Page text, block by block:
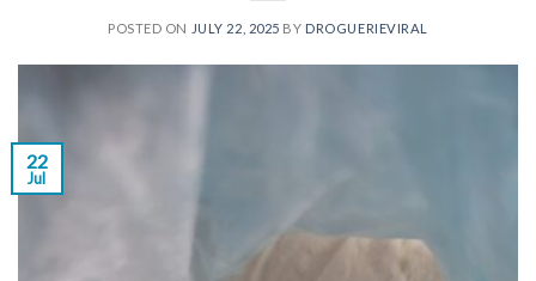
POSTED ON JULY 22, 2025 BY DROGUERIEVIRAL
22
Jul